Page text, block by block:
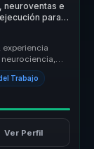
neuroventas e
para
Trabajo
Ver Perfil